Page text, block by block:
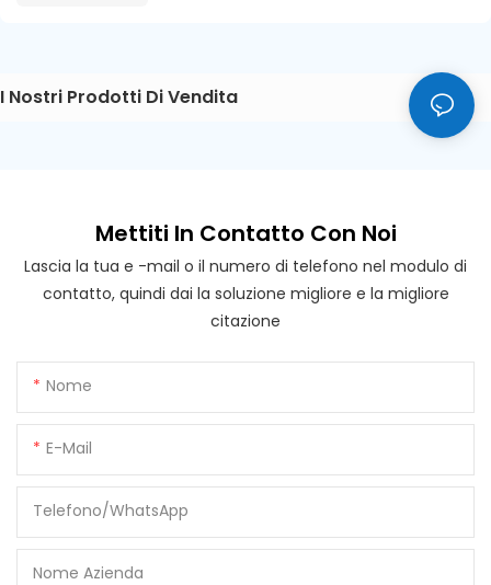
I Nostri Prodotti Di Vendita
Mettiti In Contatto Con Noi
Lascia la tua e -mail o il numero di telefono nel modulo di
contatto, quindi dai la soluzione migliore e la migliore
citazione
Nome
E-Mail
Telefono/WhatsApp
Nome Azienda